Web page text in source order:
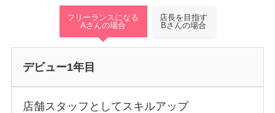
フリーランスになる
Aさんの場合
店長を目指す
Bさんの場合
デビュー1年目
店舗スタッフとしてスキルアップ